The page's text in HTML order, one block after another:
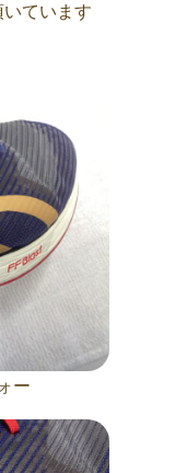
ています
ー